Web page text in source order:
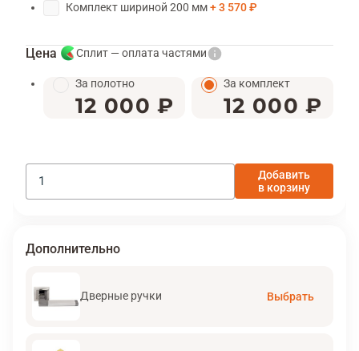
Комплект шириной 200 мм 3 570 ₽
Цена Сплит — оплата частями
За полотно
12 000 ₽
За комплект
12 000 ₽
Добавить
в корзину
Дополнительно
Дверные ручки Выбрать